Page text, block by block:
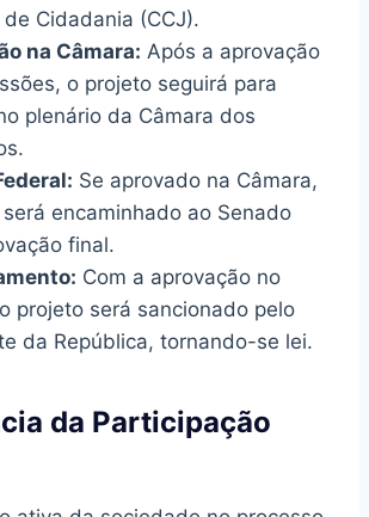
Cidadania (CCJ).
na Câmara: Após a aprovação
o projeto seguirá para
plenário da Câmara dos
Se aprovado na Câmara,
encaminhado ao Senado
final.
Com a aprovação no
projeto será sancionado pelo
da República, tornando-se lei.
da Participação